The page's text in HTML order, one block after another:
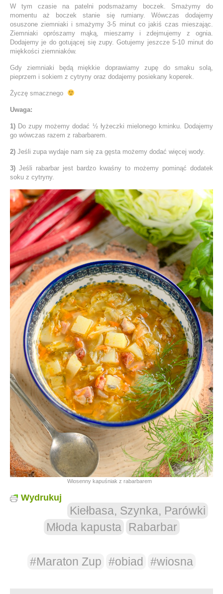
W tym czasie na patelni podsmażamy boczek. Smażymy do
momentu aż boczek stanie się rumiany. Wówczas dodajemy
osuszone ziemniaki i smażymy 3-5 minut co jakiś czas mieszając.
Ziemniaki oprószamy mąką, mieszamy i zdejmujemy z ognia.
Dodajemy je do gotującej się zupy. Gotujemy jeszcze 5-10 minut do
miękkości ziemniaków.
Gdy ziemniaki będą miękkie doprawiamy zupę do smaku solą,
pieprzem i sokiem z cytryny oraz dodajemy posiekany koperek.
Życzę smacznego
Uwaga:
1) Do zupy możemy dodać ½ łyżeczki mielonego kminku. Dodajemy
go wówczas razem z rabarbarem.
2) Jeśli zupa wydaje nam się za gęsta możemy dodać więcej wody.
3) Jeśli rabarbar jest bardzo kwaśny to możemy pominąć dodatek
soku z cytryny.
Wiosenny kapuśniak z rabarbarem
Wydrukuj
Kiełbasa, Szynka, Parówki
Młoda kapusta
Rabarbar
#Maraton Zup #obiad #wiosna